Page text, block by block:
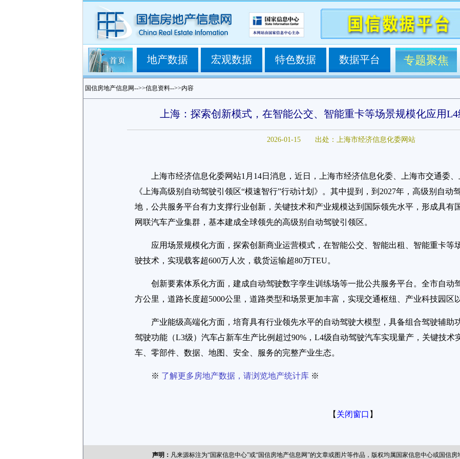
地产数据 宏观数据 特色数据 数据平台 专题聚焦
国信房地产信息网-->>信息资料-->>内容
上海：探索创新模式，在智能公交、智能重卡等场景规模化应用
2026-01-15 出处：上海市经济信息化委网站
上海市经济信息化委网站1月14日消息，近日，上海市经济信息化委、上海市交通委
《上海高级别自动驾驶引领区“模速智行”行动计划》。其中提到，到2027年，高级别自动
地，公共服务平台有力支撑行业创新，关键技术和产业规模达到国际领先水平，形成具有
网联汽车产业集群，基本建成全球领先的高级别自动驾驶引领区。
应用场景规模化方面，探索创新商业运营模式，在智能公交、智能出租、智能重卡等
驶技术，实现载客超600万人次，载货运输超80万TEU。
创新要素体系化方面，建成自动驾驶数字孪生训练场等一批公共服务平台。全市自动
方公里，道路长度超5000公里，道路类型和场景更加丰富，实现交通枢纽、产业科技园区
产业能级高端化方面，培育具有行业领先水平的自动驾驶大模型，具备组合驾驶辅助
驾驶功能（L3级）汽车占新车生产比例超过90%，L4级自动驾驶汽车实现量产，关键技术
车、零部件、数据、地图、安全、服务的完整产业生态。
※ 了解更多房地产数据，请浏览地产统计库 ※
【 关闭窗口 】
声明： 凡来源标注为“国家信息中心”或“国信房地产信息网”的文章或图片等作品，版权均属国家信息中心或国信